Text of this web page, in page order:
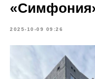
2025-10-09 09:26